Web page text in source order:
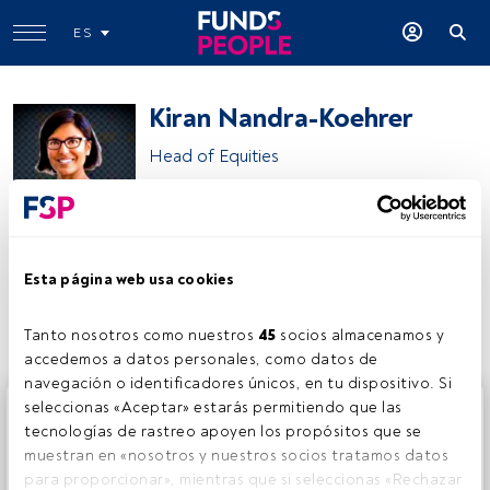
Esta página web usa cookies
Tanto nosotros como nuestros 45 socios almacenamos y
accedemos a datos personales, como datos de
navegación o identificadores únicos, en tu dispositivo. Si
seleccionas «Aceptar» estarás permitiendo que las
tecnologías de rastreo apoyen los propósitos que se
muestran en «nosotros y nuestros socios tratamos datos
para proporcionar», mientras que si seleccionas «Rechazar
ES
Kiran Nandra-Koehrer
Head of Equities
Compartir:
Este es un artículo exclusivo para los usuarios registrados
de FundsPeople. Si ya estás registrado, accede desde el
botón Login. Si aún no tienes cuenta, te invitamos a
registrarte y disfrutar de todo el universo que ofrece